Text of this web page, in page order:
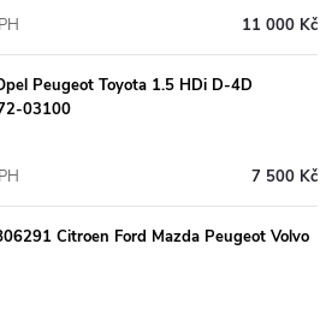
11 000 Kč
Peugeot Toyota 1.5 HDi D-4D
03100
7 500 Kč
Citroen Ford Mazda Peugeot Volvo